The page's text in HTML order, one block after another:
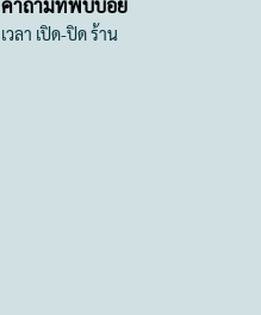
คำถามที่พบบ่อย
เวลา เปิด-ปิด ร้าน